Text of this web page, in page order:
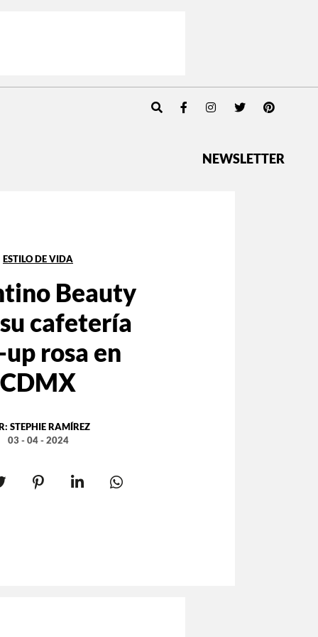
NEWSLETTER
ESTILO DE VIDA
Beauty
cafetería
rosa en
CDMX
STEPHIE RAMÍREZ
03 - 04 - 2024